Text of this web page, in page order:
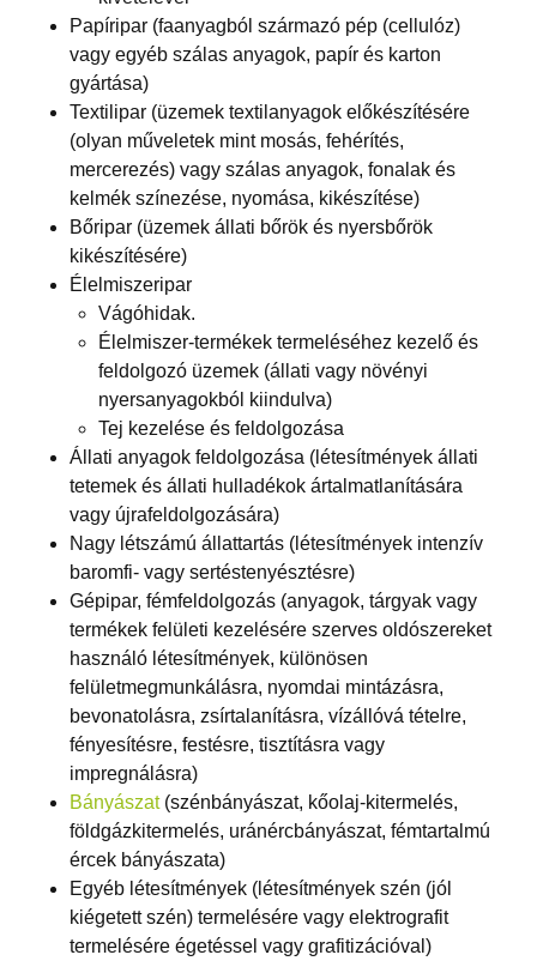
Papíripar (faanyagból származó pép (cellulóz)
vagy egyéb szálas anyagok, papír és karton
gyártása)
Textilipar (üzemek textilanyagok előkészítésére
(olyan műveletek mint mosás, fehérítés,
mercerezés) vagy szálas anyagok, fonalak és
kelmék színezése, nyomása, kikészítése)
Bőripar (üzemek állati bőrök és nyersbőrök
kikészítésére)
Élelmiszeripar
Vágóhidak.
Élelmiszer-termékek termeléséhez kezelő és
feldolgozó üzemek (állati vagy növényi
nyersanyagokból kiindulva)
Tej kezelése és feldolgozása
Állati anyagok feldolgozása (létesítmények állati
tetemek és állati hulladékok ártalmatlanítására
vagy újrafeldolgozására)
Nagy létszámú állattartás (létesítmények intenzív
baromfi- vagy sertéstenyésztésre)
Gépipar, fémfeldolgozás (anyagok, tárgyak vagy
termékek felületi kezelésére szerves oldószereket
használó létesítmények, különösen
felületmegmunkálásra, nyomdai mintázásra,
bevonatolásra, zsírtalanításra, vízállóvá tételre,
fényesítésre, festésre, tisztításra vagy
impregnálásra)
Bányászat(szénbányászat, kőolaj-kitermelés,
földgázkitermelés, uránércbányászat, fémtartalmú
ércek bányászata)
Egyéb létesítmények (létesítmények szén (jól
kiégetett szén) termelésére vagy elektrografit
termelésére égetéssel vagy grafitizációval)